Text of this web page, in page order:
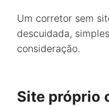
Um corretor sem
descuidada,
consideração.
Site próprio